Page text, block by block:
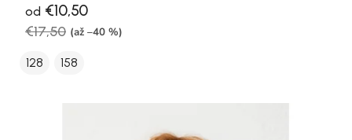
od €10,50
€17,50 (až –40 %)
128 158